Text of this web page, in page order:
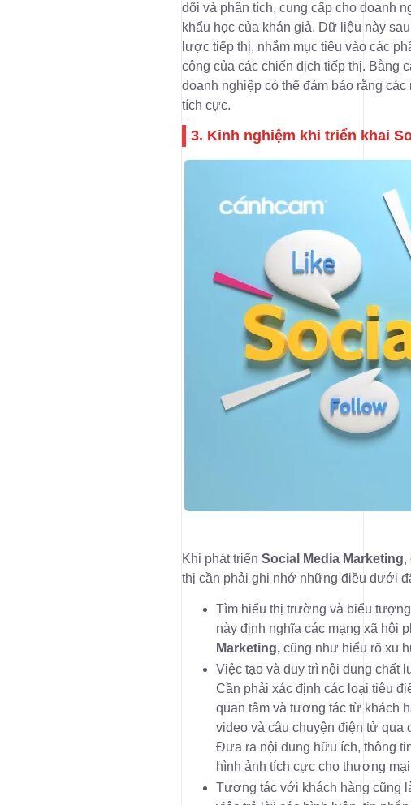
dõi và phân tích, cung cấp cho doanh
khẩu học của khán giả. Dữ liệu này
lược tiếp thị, nhắm mục tiêu vào các
công của các chiến dịch tiếp thị. Bằng
doanh nghiệp có thể đảm bảo rằng
tích cực.
3. Kinh nghiệm khi triển khai
Khi phát triển Social Media Marketing,
thị cần phải ghi nhớ những điều dưới
Tìm hiểu thị trường và biểu
này định nghĩa các mạng xã hội
Marketing, cũng như hiểu rõ xu
Việc tạo và duy trì nội dung chất
Cần phải xác định các loại tiêu
quan tâm và tương tác từ khách
video và câu chuyện điện tử qua
Đưa ra nội dung hữu ích, thông
hình ảnh tích cực cho thương
Tương tác với khách hàng cũng